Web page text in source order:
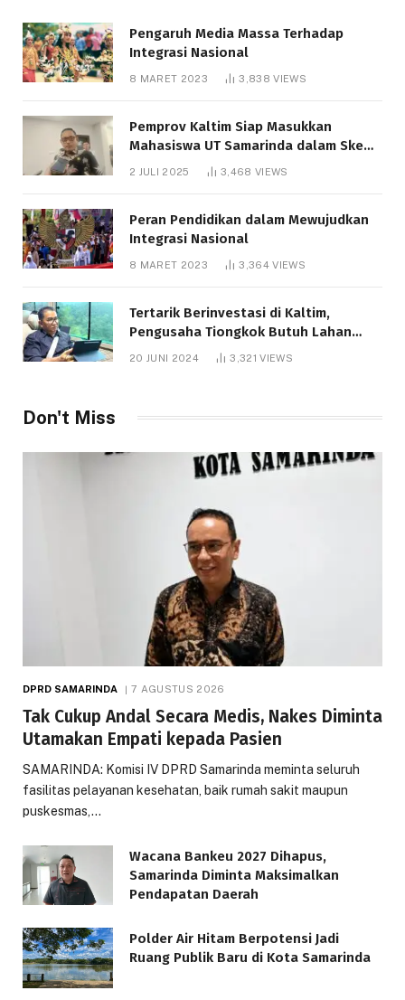
Pengaruh Media Massa Terhadap
Integrasi Nasional
8 MARET 2023 3,838VIEWS
Pemprov Kaltim Siap Masukkan
Mahasiswa UT Samarinda dalam Skema
Bantuan Pendidikan Gratispol
2 JULI 2025 3,468 VIEWS
Peran Pendidikan dalam Mewujudkan
Integrasi Nasional
8 MARET 2023 3,364VIEWS
Tertarik Berinvestasi di Kaltim,
Pengusaha Tiongkok Butuh Lahan
1.000 Hektare
20 JUNI 2024 3,321VIEWS
Don't Miss
DPRD SAMARINDA 7 AGUSTUS 2026
Tak Cukup Andal Secara Medis, Nakes Diminta
Utamakan Empati kepada Pasien
SAMARINDA: Komisi IV DPRD Samarinda meminta seluruh
fasilitas pelayanan kesehatan, baik rumah sakit maupun
puskesmas,…
Wacana Bankeu 2027 Dihapus,
Samarinda Diminta Maksimalkan
Pendapatan Daerah
Polder Air Hitam Berpotensi Jadi
Ruang Publik Baru di Kota Samarinda